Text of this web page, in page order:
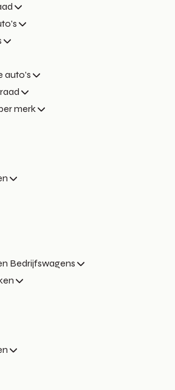
auto's
merk
Bedrijfswagens